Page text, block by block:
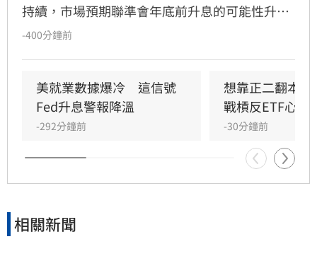
持續，市場預期聯準會年底前升息的可能性升
高，凱基投信認為，升息確實會帶給金融市場波
搭配內部官員態度的分歧，使投資人質疑聯準會
在打壓通膨方面的決心。
-400分鐘前
美就業數據爆冷　這信號
Fed升息警報降溫
-292分鐘前
想靠正二翻本
戰槓反ETF心法
-30分鐘前
相關新聞